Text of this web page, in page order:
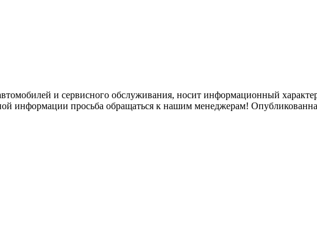
и сервисного обслуживания, носит информационный
информации просьба обращаться к нашим менеджерам!